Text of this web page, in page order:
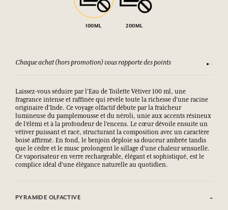
100ML 200ML
Chaque achat (hors promotion) vous rapporte des points
Laissez-vous séduire par l’Eau de Toilette Vétiver 100 ml, une
fragrance intense et raffinée qui révèle toute la richesse d'une racine
originaire d’Inde. Ce voyage olfactif débute par la fraîcheur
lumineuse du pamplemousse et du néroli, unie aux accents résineux
de l’élémi et à la profondeur de l’encens. Le cœur dévoile ensuite un
vétiver puissant et racé, structurant la composition avec un caractère
boisé affirmé. En fond, le benjoin déploie sa douceur ambrée tandis
que le cèdre et le musc prolongent le sillage d’une chaleur sensuelle.
Ce vaporisateur en verre rechargeable, élégant et sophistiqué, est le
complice idéal d'une élégance naturelle au quotidien.
PYRAMIDE OLFACTIVE